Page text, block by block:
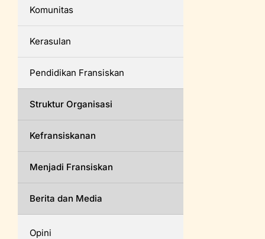
Komunitas
Kerasulan
Pendidikan Fransiskan
Struktur Organisasi
Kefransiskanan
Menjadi Fransiskan
Berita dan Media
Opini